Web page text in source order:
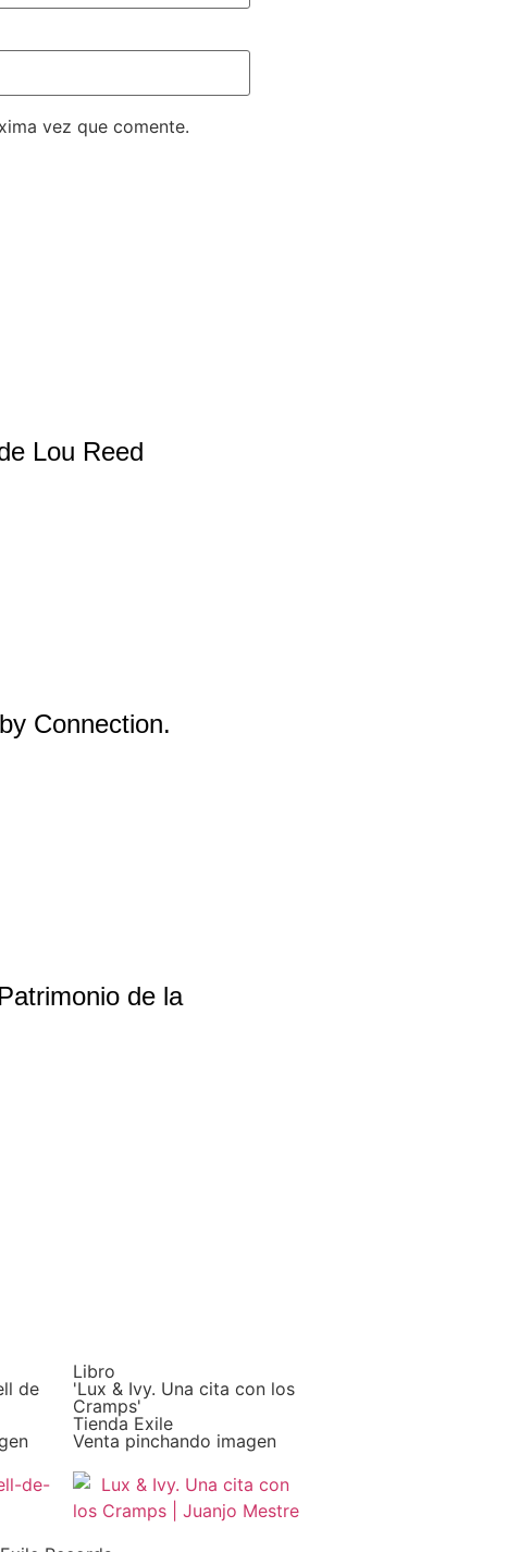
vez que comente.
Lou Reed
Connection.
de la
de
Libro
'Lux & Ivy. Una cita con los
Cramps'
Tienda Exile
Venta pinchando imagen